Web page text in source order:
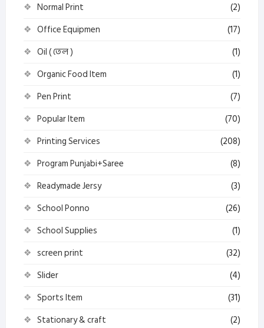
Normal Print
(2)
Office Equipmen
(17)
Oil ( তেল )
(1)
Organic Food Item
(1)
Pen Print
(7)
Popular Item
(70)
Printing Services
(208)
Program Punjabi+Saree
(8)
Readymade Jersy
(3)
School Ponno
(26)
School Supplies
(1)
screen print
(32)
Slider
(4)
Sports Item
(31)
Stationary & craft
(2)